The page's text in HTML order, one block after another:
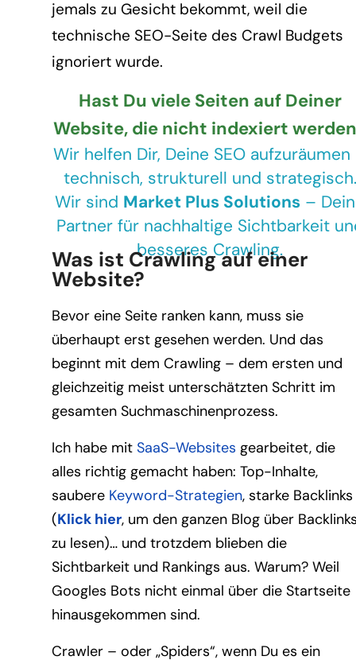
jemals zu Gesicht bekommt, weil die
technische SEO-Seite des Crawl Budgets
ignoriert wurde.
Hast Du viele Seiten auf Deiner
Website, die nicht indexiert
Wir helfen Dir, Deine SEO
technisch, strukturell und strategisch.
Wir sind Market Plus Solutions –
Partner für nachhaltige Sichtbarkeit
besseres Crawling.
Was ist Crawling auf einer
Website?
Bevor eine Seite ranken kann, muss sie
überhaupt erst gesehen werden. Und das
beginnt mit dem Crawling – dem ersten und
gleichzeitig meist unterschätzten Schritt im
gesamten Suchmaschinenprozess.
Ich habe mit SaaS-Websites gearbeitet, die
alles richtig gemacht haben: Top-Inhalte,
saubere Keyword-Strategien, starke Backlinks
(Klick hier, um den ganzen Blog über
zu lesen)… und trotzdem blieben die
Sichtbarkeit und Rankings aus. Warum? Weil
Googles Bots nicht einmal über die Startseite
hinausgekommen sind.
Crawler – oder „Spiders“, wenn Du es ein